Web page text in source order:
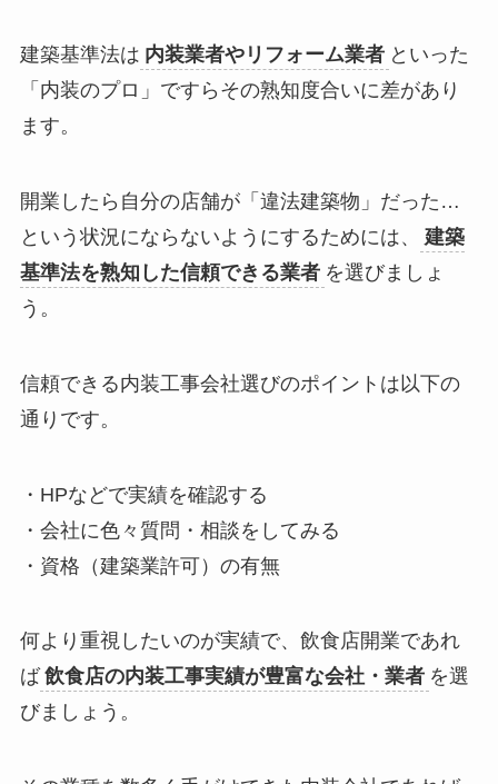
建築基準法は 内装業者やリフォーム業者 といった
「内装のプロ」 ですら その熟知度合いに差があり
ます。
開業したら自分の店舗が「違法建築物」 だった…
という状況にならないようにするためには、
建築
基準法を熟知した信頼できる業者 を選びましょ
う。
信頼できる内装工事会社選びのポイントは以下の
通りです。
・ HPなどで実績を確認する
・ 会社に色々質問・相談をしてみる
・ 資格（建築業許可）の有無
何より重視したいのが実績で、飲食店開業であれ
ば 飲食店の内装工事実績が豊富な会社・業者 を選
びましょう。